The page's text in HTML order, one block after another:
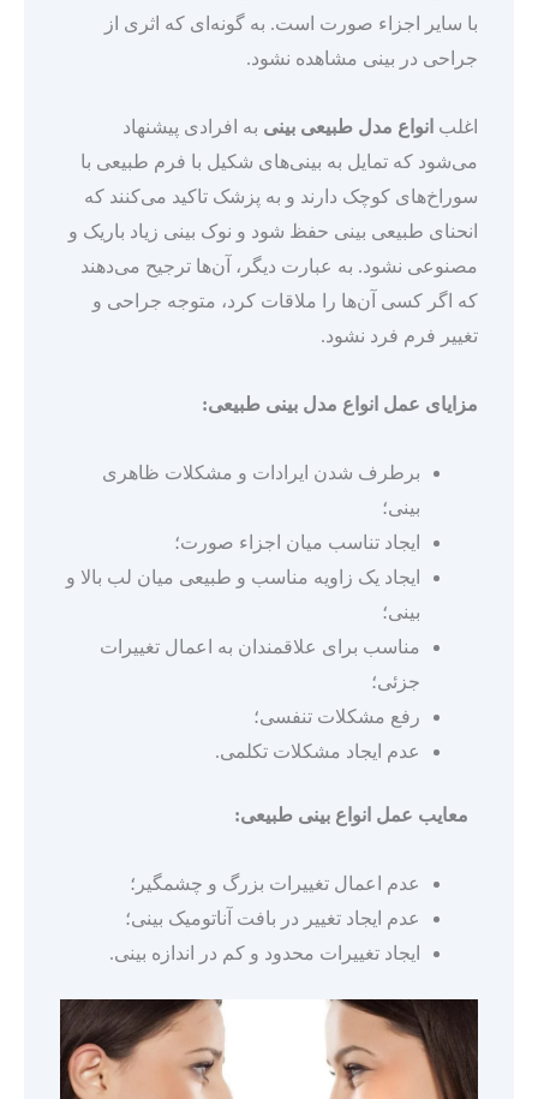
با سایر اجزاء صورت است. به گونه‌ای که اثری از
جراحی در بینی مشاهده نشود.
اغلب انواع مدل طبیعی بینی به افرادی پیشنهاد
می‌شود که تمایل به بینی‌های شکیل با فرم طبیعی با
سوراخ‌های کوچک دارند و به پزشک تاکید می‌کنند که
انحنای طبیعی بینی حفظ شود و نوک بینی زیاد باریک و
مصنوعی نشود. به عبارت دیگر، آن‌ها ترجیح می‌دهند
که اگر کسی آن‌ها را ملاقات کرد، متوجه جراحی و
تغییر فرم فرد نشود.
مزایای عمل انواع مدل بینی طبیعی:
برطرف شدن ایرادات و مشکلات ظاهری
بینی؛
ایجاد تناسب میان اجزاء صورت؛
ایجاد یک زاویه مناسب و طبیعی میان لب بالا و
بینی؛
مناسب برای علاقمندان به اعمال تغییرات
جزئی؛
رفع مشکلات تنفسی؛
عدم ایجاد مشکلات تکلمی.
معایب عمل انواع بینی طبیعی:
عدم اعمال تغییرات بزرگ و چشمگیر؛
عدم ایجاد تغییر در بافت آناتومیک بینی؛
ایجاد تغییرات محدود و کم در اندازه بینی.